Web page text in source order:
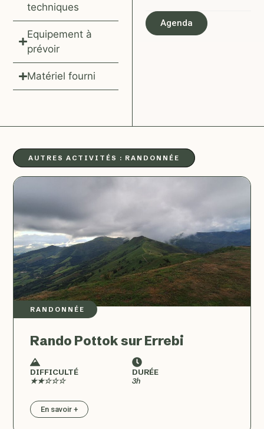
techniques
Equipement à
prévoir
Matériel fourni
Agenda
AUTRES ACTIVITÉS : RANDONNÉE
RANDONNÉE
Rando Pottok sur Errebi
DIFFICULTÉ
★★☆☆☆
DURÉE
3h
En savoir +